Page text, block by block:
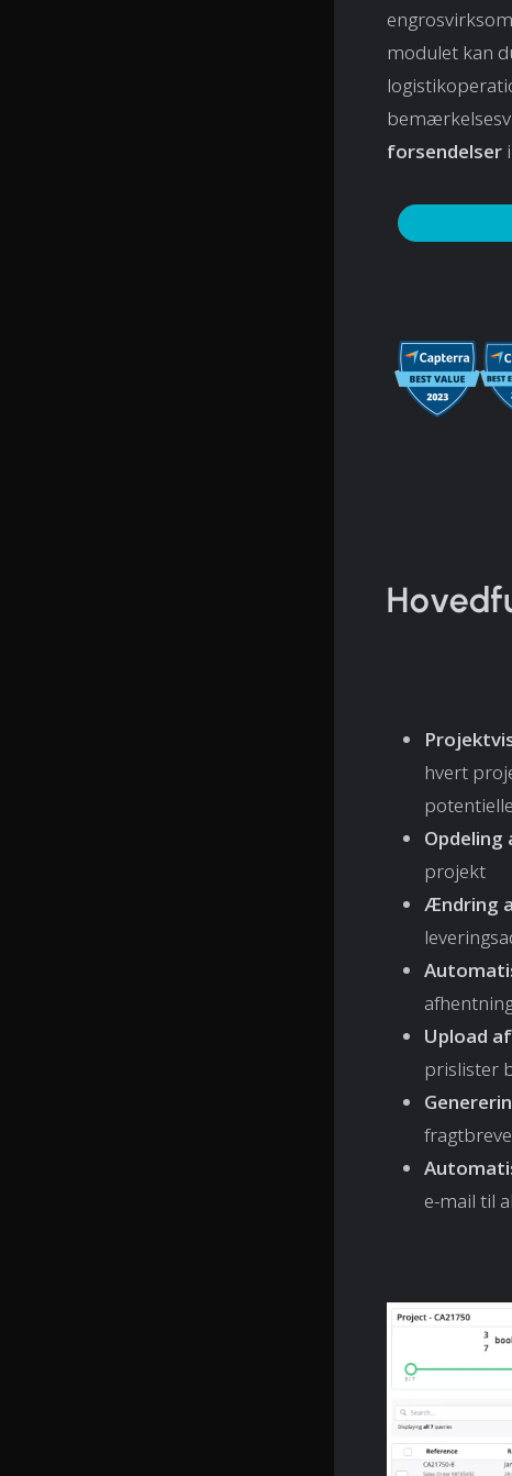
modulet kan
forsendelser
hvert
projekt
Ændring
Upload
prislister
e-mail til